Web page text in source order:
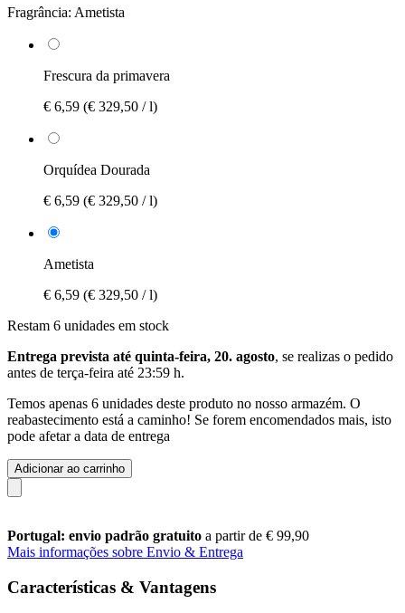
Fragrância: Ametista
Frescura da primavera
€ 6,59 (€ 329,50 / l)
Orquídea Dourada
€ 6,59 (€ 329,50 / l)
Ametista
€ 6,59 (€ 329,50 / l)
Restam 6 unidades em stock
Entrega prevista até quinta-feira, 20. agosto, se realizas o pedido
antes de terça-feira até 23:59 h.
Temos apenas 6 unidades deste produto no nosso armazém. O
reabastecimento está a caminho! Se forem encomendados mais, isto
pode afetar a data de entrega
Adicionar ao carrinho
Portugal: envio padrão gratuito a partir de € 99,90
Mais informações sobre Envio & Entrega
Características & Vantagens